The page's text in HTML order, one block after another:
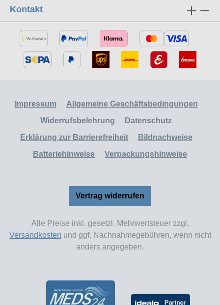
Kontakt
Impressum
Allgemeine Geschäftsbedingungen
Widerrufsbelehrung
Datenschutz
Erklärung zur Barrierefreiheit
Bildnachweise
Batteriehinweise
Verpackungshinweise
Vertrag widerrufen
Alle Preise inkl. gesetzl. Mehrwertsteuer zzgl.
Versandkosten und ggf. Nachnahmegebühren, wenn nicht
anders angegeben.